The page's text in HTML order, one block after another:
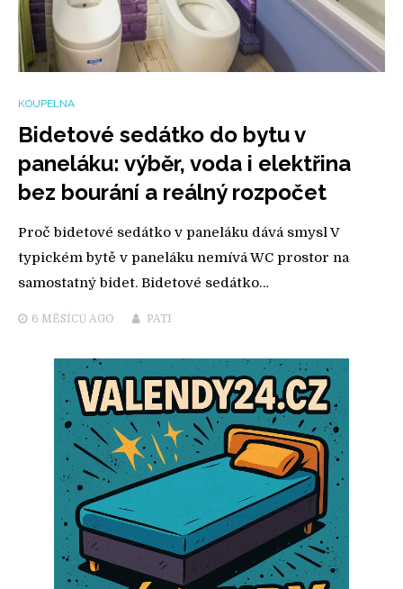
KOUPELNA
Bidetové sedátko do bytu v
paneláku: výběr, voda i elektřina
bez bourání a reálný rozpočet
Proč bidetové sedátko v paneláku dává smysl V
typickém bytě v paneláku nemívá WC prostor na
samostatný bidet. Bidetové sedátko…
6 MĚSÍCŮ AGO PATI